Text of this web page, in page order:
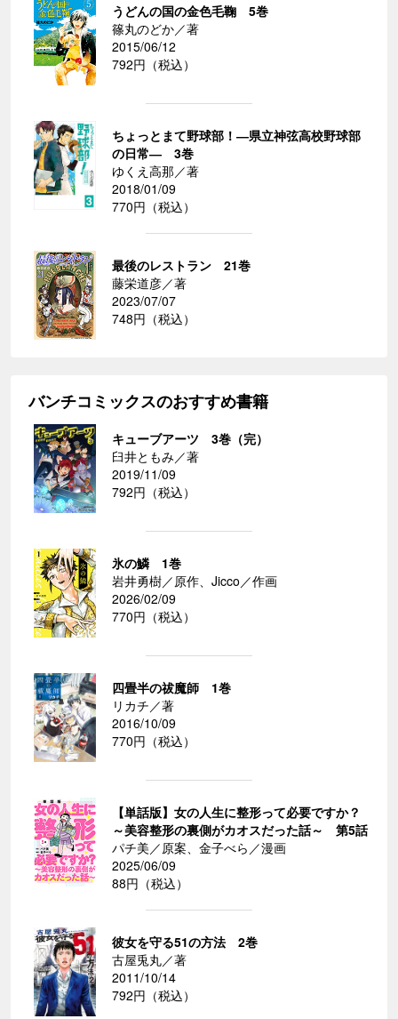
うどんの国の金色毛鞠 5巻
篠丸のどか／著
2015/06/12
792円（税込）
ちょっとまて野球部！―県立神弦高校野球部
の日常― 3巻
ゆくえ高那／著
2018/01/09
770円（税込）
最後のレストラン 21巻
藤栄道彦／著
2023/07/07
748円（税込）
バンチコミックスのおすすめ書籍
キューブアーツ 3巻（完）
臼井ともみ／著
2019/11/09
792円（税込）
氷の鱗 1巻
岩井勇樹／原作、Jicco／作画
2026/02/09
770円（税込）
四畳半の祓魔師 1巻
リカチ／著
2016/10/09
770円（税込）
【単話版】女の人生に整形って必要ですか？
～美容整形の裏側がカオスだった話～ 第5話
パチ美／原案、金子べら／漫画
2025/06/09
88円（税込）
彼女を守る51の方法 2巻
古屋兎丸／著
2011/10/14
792円（税込）